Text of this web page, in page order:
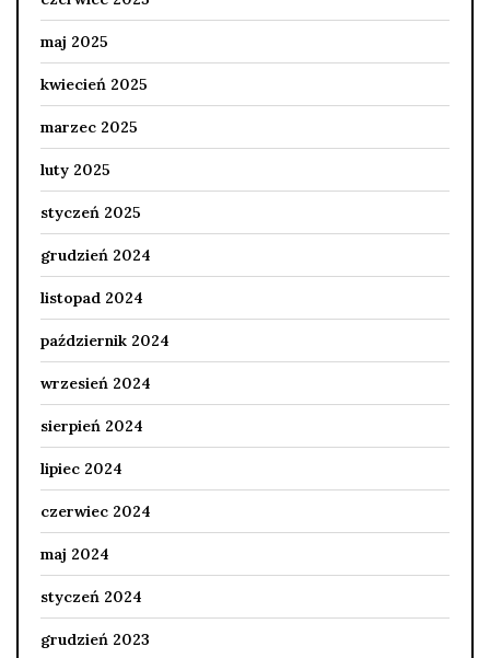
maj 2025
kwiecień 2025
marzec 2025
luty 2025
styczeń 2025
grudzień 2024
listopad 2024
październik 2024
wrzesień 2024
sierpień 2024
lipiec 2024
czerwiec 2024
maj 2024
styczeń 2024
grudzień 2023